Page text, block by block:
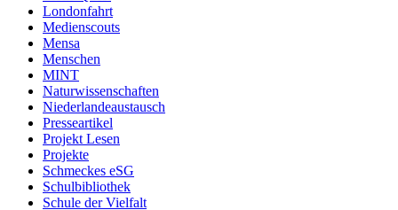
Londonfahrt
Medienscouts
Mensa
Menschen
MINT
Naturwissenschaften
Niederlandeaustausch
Presseartikel
Projekt Lesen
Projekte
Schmeckes eSG
Schulbibliothek
Schule der Vielfalt